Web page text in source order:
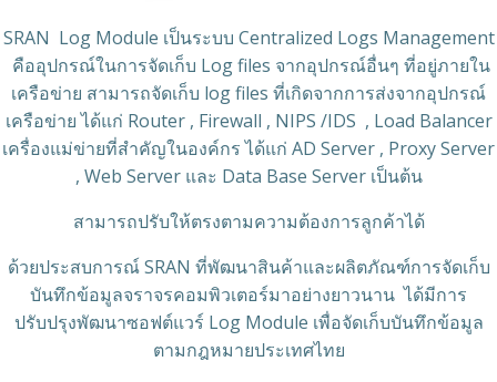
SRAN Log Module เป็นระบบ Centralized Logs Management
คืออุปกรณ์ในการจัดเก็บ Log files จากอุปกรณ์อื่นๆ ที่อยู่ภายใน
เครือข่าย สามารถจัดเก็บ log files ที่เกิดจากการส่งจากอุปกรณ์
เครือข่าย ได้แก่ Router , Firewall , NIPS /IDS , Load Balancer
เครื่องแม่ข่ายที่สำคัญในองค์กร ได้แก่ AD Server , Proxy Server
, Web Server และ Data Base Server เป็นต้น
สามารถปรับให้ตรงตามความต้องการลูกค้าได้
ด้วยประสบการณ์ SRAN ที่พัฒนาสินค้าและผลิตภัณฑ์การจัดเก็บ
บันทึกข้อมูลจราจรคอมพิวเตอร์มาอย่างยาวนาน ได้มีการ
ปรับปรุงพัฒนาซอฟต์แวร์ Log Module เพื่อจัดเก็บบันทึกข้อมูล
ตามกฎหมายประเทศไทย